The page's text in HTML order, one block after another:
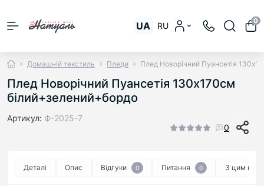
UA RU
0
Домашній текстиль Пледи Плед Новорічний Пуансетія
Плед Новорічний Пуансетія 130х170см
білий+зелений+бордо
Артикул: Ф-2025-7
0
Деталі Опис Відгуки 0 Питання 0 З цим